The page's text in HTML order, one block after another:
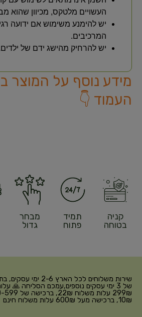
העשויים מלטקס, מכיוון שהוא
יש להימנע משימוש אם ידועה
המרכיבים.
יש להרחיק מהישג ידם של
מידע נוסף על המוצר
העמוד 👇
קניה
בטוחה
תמיד
פתוח
מבחר
גדול
שירות משלוחים לכל
של 3 ימי עסקים נוספים,עמכם הסליחה 🙏
10₪, ברכישה מעל 600₪ עלות משלוח חינם